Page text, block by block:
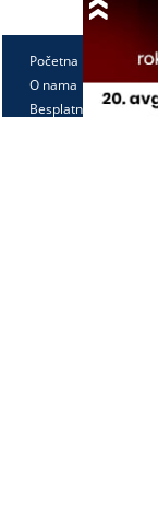
Početna
O nama
Besplatno